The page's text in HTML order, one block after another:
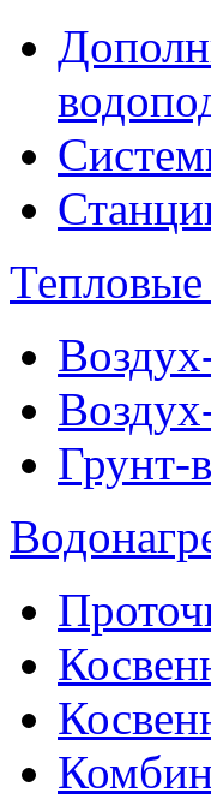
Грунт-